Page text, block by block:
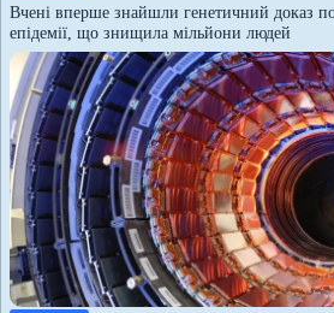
Вчені вперше знайшли генетичний доказ
епідемії, що знищила мільйони людей